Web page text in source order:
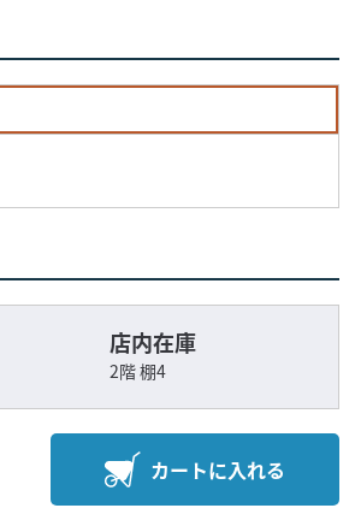
店内在庫
2階 棚4
カートに入れる